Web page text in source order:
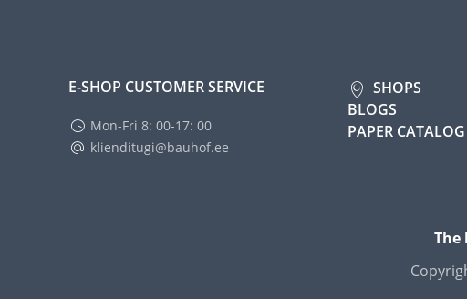
E-SHOP CUSTOMER SERVICE
Mon-Fri 8: 00-17: 00
klienditugi@bauhof.ee
SHOPS
BLOGS
PAPER CATALOG
The